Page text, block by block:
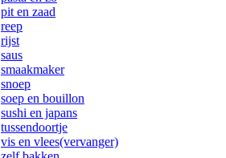
pit en zaad
reep
rijst
saus
smaakmaker
snoep
soep en bouillon
sushi en japans
tussendoortje
vis en vlees(vervanger)